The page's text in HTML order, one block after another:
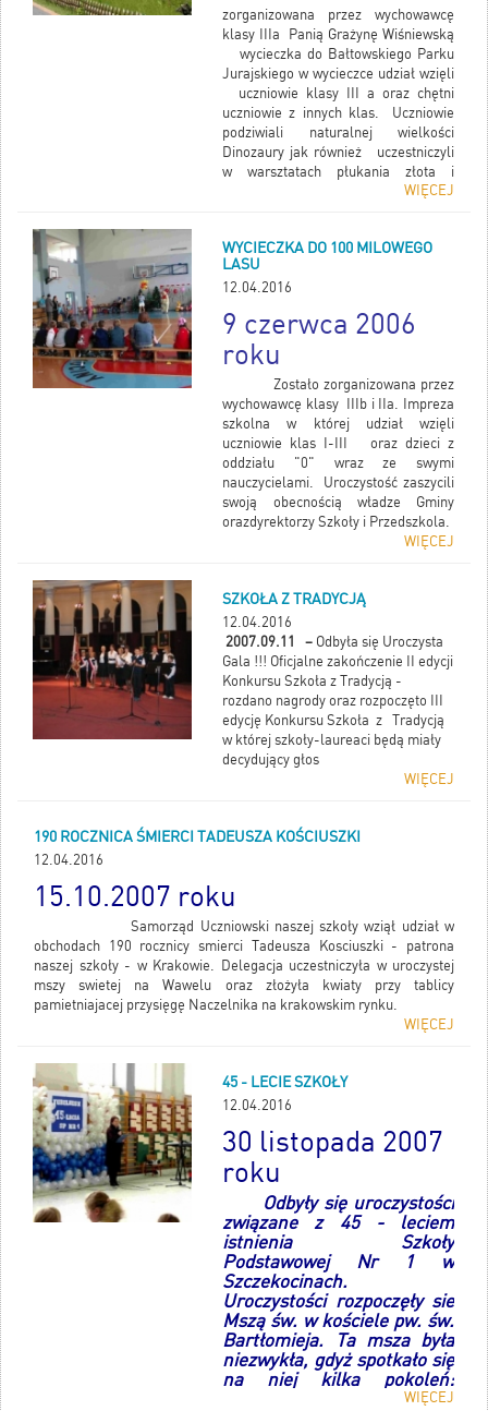
zorganizowana przez wychowawcę
klasy IIIa Panią Grażynę Wiśniewską
wycieczka do Bałtowskiego Parku
Jurajskiego w wycieczce udział wzięli
uczniowie klasy III a oraz chętni
uczniowie z innych klas. Uczniowie
podziwiali naturalnej wielkości
Dinozaury jak również uczestniczyli
w warsztatach płukania złota i
WIĘCEJ
WYCIECZKA DO 100 MILOWEGO
LASU
12.04.2016
9 czerwca 2006
roku
Zostało zorganizowana przez
wychowawcę klasy IIIb i IIa. Impreza
szkolna w której udział wzięli
uczniowie klas I-III oraz dzieci z
oddziału "0" wraz ze swymi
nauczycielami. Uroczystość zaszycili
swoją obecnością władze Gminy
orazdyrektorzy Szkoły i Przedszkola.
WIĘCEJ
SZKOŁA Z TRADYCJĄ
12.04.2016
2007.09.11 – Odbyła się Uroczysta
Gala !!! Oficjalne zakończenie II edycji
Konkursu Szkoła z Tradycją -
rozdano nagrody oraz rozpoczęto III
edycję Konkursu Szkoła z Tradycją
w której szkoły-laureaci będą miały
decydujący głos
WIĘCEJ
190 ROCZNICA ŚMIERCI TADEUSZA KOŚCIUSZKI
12.04.2016
15.10.2007 roku
Samorząd Uczniowski naszej szkoły wziął udział w
obchodach 190 rocznicy smierci Tadeusza Kosciuszki - patrona
naszej szkoły - w Krakowie. Delegacja uczestniczyła w uroczystej
mszy swietej na Wawelu oraz złożyła kwiaty przy tablicy
pamietniajacej przysięgę Naczelnika na krakowskim rynku.
WIĘCEJ
45 - LECIE SZKOŁY
12.04.2016
30 listopada 2007
roku
Odbyły się uroczystości
związane z 45 - leciem
istnienia Szkoły
Podstawowej Nr 1 w
Szczekocinach.
Uroczystości rozpoczęły sie
Mszą św. w kościele pw. św.
Bartłomieja. Ta msza była
niezwykła, gdyż spotkało się
na niej kilka pokoleń:
dyrektorzy, nauczyciele
WIĘCEJ